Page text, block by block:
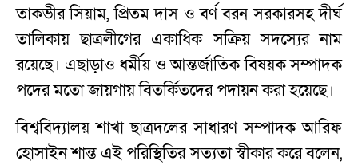
তাকভীর সিয়াম, প্রিতম দাস ও বর্ণ বরন সরকারসহ দীর্ঘ
তালিকায় ছাত্রলীগের একাধিক সক্রিয় সদস্যের নাম
রয়েছে। এছাড়াও ধর্মীয় ও আন্তর্জাতিক বিষয়ক সম্পাদক
পদের মতো জায়গায় বিতর্কিতদের পদায়ন করা হয়েছে।
বিশ্ববিদ্যালয় শাখা ছাত্রদলের সাধারণ সম্পাদক আরিফ
হোসাইন শান্ত এই পরিস্থিতির সত্যতা স্বীকার করে বলেন,